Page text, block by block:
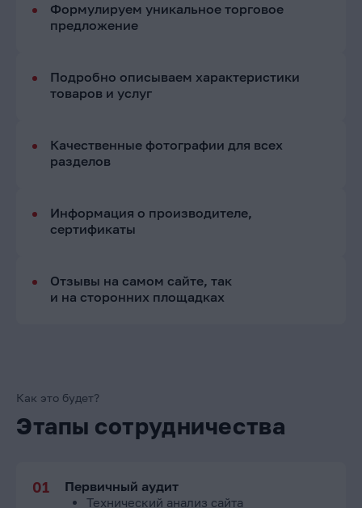
Формулируем уникальное торговое
предложение
Подробно описываем характеристики
товаров и услуг
Качественные фотографии для всех
разделов
Информация о производителе,
сертификаты
Отзывы на самом сайте, так
и на сторонних площадках
Как это будет?
Этапы сотрудничества
Первичный аудит
Технический анализ сайта